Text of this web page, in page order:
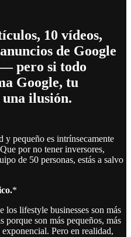
10 vídeos,
de Google
pero si todo
Google, tu
ilusión.
y pequeño es intrínsecamente
por no tener inversores,
de 50 personas, estás a salvo
*
lifestyle businesses son más
porque son más pequeños, más
Pero en realidad,